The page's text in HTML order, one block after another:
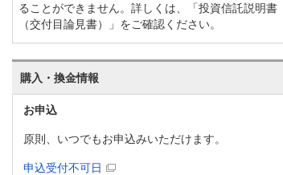
ることができません。詳しくは、「投資信託説明書
（交付目論見書）」をご確認ください。
購入・換金情報
お申込
原則、いつでもお申込みいただけます。
申込受付不可日